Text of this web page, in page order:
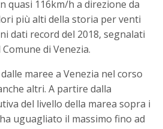
quasi 116km/h a direzione da
più alti della storia per venti
dati record del 2018, segnalati
di Venezia.
maree a Venezia nel corso
altri. A partire dalla
del livello della marea sopra i
uguagliato il massimo fino ad